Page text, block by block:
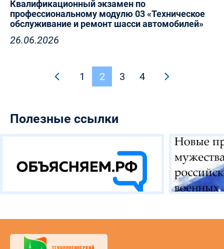
Квалификационный экзамен по
профессиональному модулю 03 «Техническое
обслуживание и ремонт шасси автомобилей»
26.06.2026
1 2 3 4
Полезные ссылки